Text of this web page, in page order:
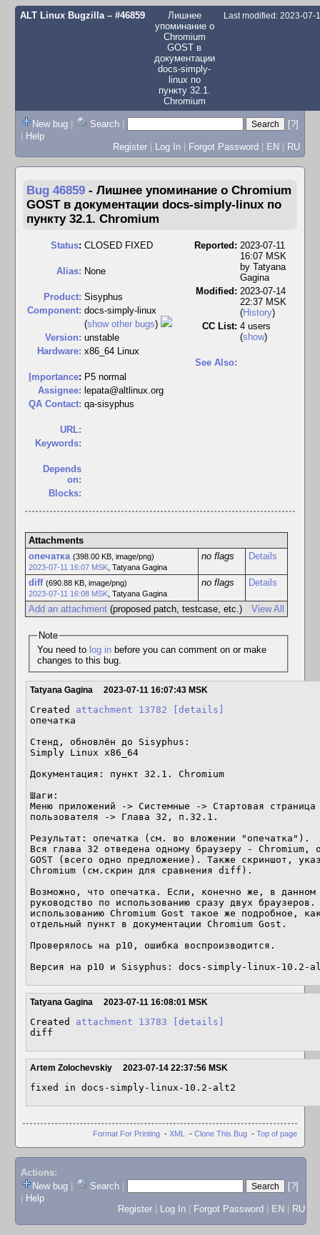
ALT Linux Bugzilla– #46859
Лишнее
упоминание о
Chromium
GOST в
документации
docs-simply-
linux по
пункту 32.1.
Chromium
Last modified: 2023-07-
New bug | Search |
[?]
| Help
Register | Log In | Forgot Password | EN | RU
Bug 46859 - Лишнее упоминание о Chromium
GOST в документации docs-simply-linux по
пункту 32.1. Chromium
Status: CLOSED FIXED
Alias: None
Product: Sisyphus
Component: docs-simply-linux
(show other bugs)
Version: unstable
Hardware: x86_64 Linux
mportance: P5 normal
Assignee: lepata@altlinux.org
QA Contact: qa-sisyphus
URL:
Keywords:
Depends
on:
Blocks:
Reported: 2023-07-11
16:07 MSK
by Tatyana
Gagina
Modified: 2023-07-14
22:37 MSK
(History)
CC List: 4 users
(show)
See Also:
Attachments
опечатка (398.00 KB, image/png)
2023-07-11 16:07 MSK, Tatyana Gagina
no flags Details
diff (690.88 KB, image/png)
2023-07-11 16:08 MSK, Tatyana Gagina
no flags Details
View All
Add an attachment(proposed patch, testcase, etc.)
Note
You need to log inbefore you can comment on or make
changes to this bug.
Tatyana Gagina 2023-07-11 16:07:43 MSK
Created attachment 13782
[details]
опечатка
Стенд, обновлён до Sisyphus:
Simply Linux x86_64
Документация: пункт 32.1. Chromium
Шаги:
Меню приложений -> Системные -> Стартовая
пользователя -> Глава 32, п.32.1.
Результат: опечатка (см. во вложении "опечатка").
Вся глава 32 отведена одному браузеру - Chromium,
GOST (всего одно предложение). Также скриншот,
Chromium (см.скрин для сравнения diff).
Возможно, что опечатка. Если, конечно же, в данном
руководство по использованию сразу двух
использованию Chromium Gost такое же подробное,
отдельный пункт в документации Chromium Gost.
Проверялось на p10, ошибка воспроизводится.
Версия на p10 и Sisyphus: docs-simply-linux-10.2-
Tatyana Gagina 2023-07-11 16:08:01 MSK
Created attachment 13783
[details]
diff
Artem Zolochevskiy 2023-07-14 22:37:56 MSK
fixed in docs-simply-linux-10.2-alt2
Format For Printing - XML - Clone This Bug - Top of page
Actions:
New bug
Search
[?]
Help
Register
Log In Forgot Password EN RU